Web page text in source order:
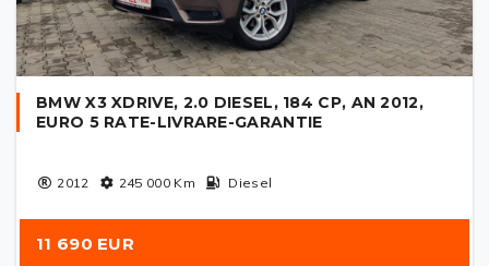
BMW X3 XDRIVE, 2.0 DIESEL, 184 CP, AN 2012,
EURO 5 RATE-LIVRARE-GARANTIE
2012 245 000Km Diesel
11 690 EUR